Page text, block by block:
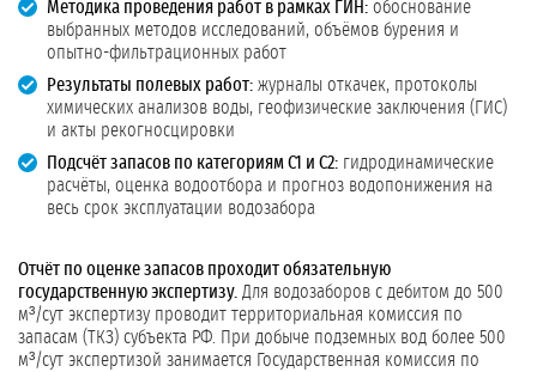
Методика проведения работ в рамках ГИН: обоснование
выбранных методов исследований, объёмов бурения и
опытно-фильтрационных работ
Результаты полевых работ: журналы откачек, протоколы
химических анализов воды, геофизические заключения (ГИС)
и акты рекогносцировки
Подсчёт запасов по категориям С1 и С2: гидродинамические
расчёты, оценка водоотбора и прогноз водопонижения на
весь срок эксплуатации водозабора
Отчёт по оценке запасов проходит обязательную
государственную экспертизу. Для водозаборов с дебитом до 500
м³/сут экспертизу проводит территориальная комиссия по
запасам (ТКЗ) субъекта РФ. При добыче подземных вод более 500
м³/сут экспертизой занимается Государственная комиссия по